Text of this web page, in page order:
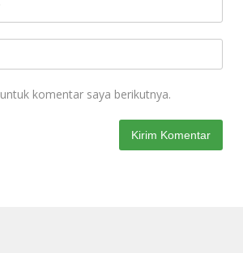
komentar saya berikutnya.